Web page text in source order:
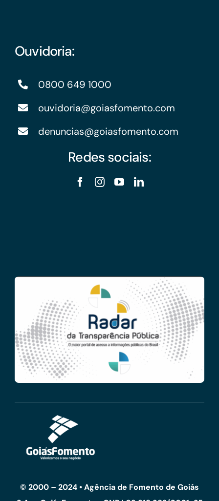
Ouvidoria:
0800 649 1000
ouvidoria@goiasfomento.com
denuncias@goiasfomento.com
Redes sociais:
© 2000 – 2024 • Agência de Fomento de Goiás